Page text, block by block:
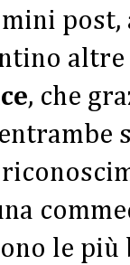
altre
, che
le